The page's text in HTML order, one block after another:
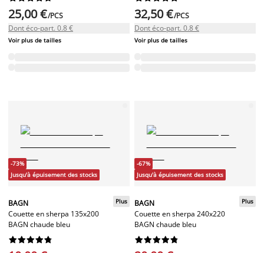
25,00 €/PCS
Dont éco-part. 0.8 €
Voir plus de tailles
32,50 €/PCS
Dont éco-part. 0.8 €
Voir plus de tailles
-73%
Jusqu'à épuisement des stocks
BAGN
Couette en sherpa 135x200
BAGN chaude bleu
Plus






-67%
Jusqu'à épuisement des stocks
BAGN
Couette en sherpa 240x220
BAGN chaude bleu
Plus





